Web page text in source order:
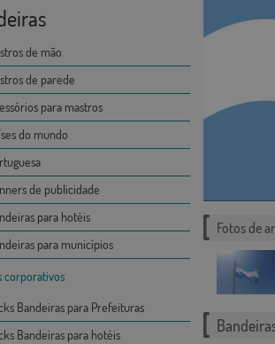
de mão
de parede
para mastros
do mundo
de publicidade
para hotéis
para municípios
corporativos
Bandeiras para Prefeituras
Bandeiras para hotéis
Fotos de